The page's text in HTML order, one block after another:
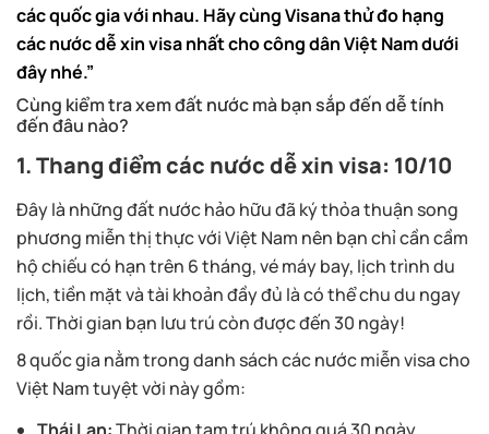
các quốc gia với nhau. Hãy cùng Visana thử đo hạng
các nước dễ xin visa nhất cho công dân Việt Nam dưới
đây nhé.”
Cùng kiểm tra xem đất nước mà bạn sắp đến dễ tính
đến đâu nào?
1. Thang điểm các nước dễ xin visa: 10/10
Đây là những đất nước hảo hữu đã ký thỏa thuận song
phương miễn thị thực với Việt Nam nên bạn chỉ cần cầm
hộ chiếu có hạn trên 6 tháng, vé máy bay, lịch trình du
lịch, tiền mặt và tài khoản đầy đủ là có thể chu du ngay
rồi. Thời gian bạn lưu trú còn được đến 30 ngày!
8 quốc gia nằm trong danh sách các nước miễn visa cho
Việt Nam tuyệt vời này gồm: